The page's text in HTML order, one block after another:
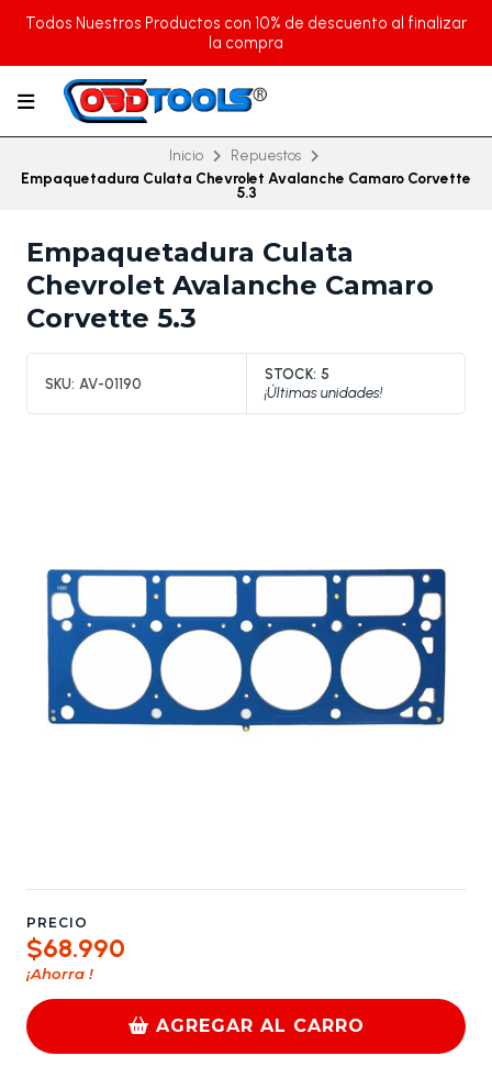
Todos Nuestros Productos con 10% de descuento al finalizar
la compra
Inicio
Repuestos
Empaquetadura Culata Chevrolet Avalanche Camaro Corvette
5.3
Empaquetadura Culata
Chevrolet Avalanche Camaro
Corvette 5.3
SKU: AV-01190
STOCK: 5
¡Últimas unidades!
PRECIO
$68.990
¡Ahorra !
AGREGAR AL CARRO